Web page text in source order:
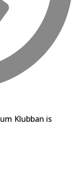
Klubban is